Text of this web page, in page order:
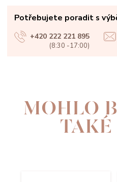
Potřebujete poradit s
+420 222 221 895
(8:30 -17:00)
MOHLO